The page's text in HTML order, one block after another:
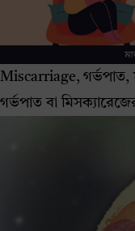
Miscarriage, গর্ভপাত,
গর্ভপাত বা